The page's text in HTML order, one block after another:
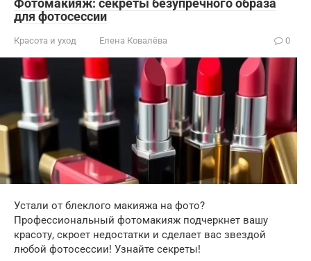
Фотомакияж: секреты безупречного образа
для фотосессии
Красота и уход Елена Ковалёва 0
Устали от блеклого макияжа на фото?
Профессиональный фотомакияж подчеркнет вашу
красоту, скроет недостатки и сделает вас звездой
любой фотосессии! Узнайте секреты!